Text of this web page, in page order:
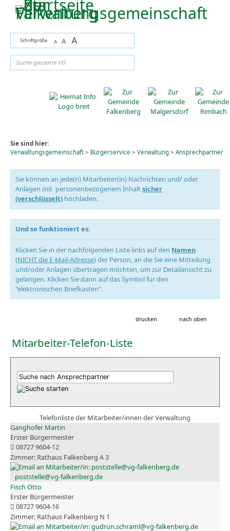
Zum Inhalt,zur Navigationoder
Schriftgröße A A A
Sie sind hier:
Verwaltungsgemeinschaft> Bürgerservice > Verwaltung> Ansprechpartner
Sie können an jede(n) Mitarbeiter(in) Nachrichten und/ oder
Anlagen mit personenbezogenem Inhaltsicher
(verschlüsselt) hochladen.
Und so funktioniert es:
Klicken Sie in der nachfolgenden Liste links auf den Namen
(NICHT die E-Mail-Adresse) der Person, an die Sie eine Mitteilung
und/oder Anlagen übertragen möchten, um zur Detailansicht zu
gelangen. Klicken Sie dann auf das Symbol für den
"elektronischen Briefkasten".
drucken nach oben
Mitarbeiter-Telefon-Liste
Telefonliste der Mitarbeiter/innen der Verwaltung
Ganghofer Martin
Erster Bürgermeister
08727 9604-12
Rathaus Falkenberg A 3
poststelle@vg-falkenberg.de
Fisch Otto
Erster Bürgermeister
08727 9604-16
Rathaus Falkenberg N 1